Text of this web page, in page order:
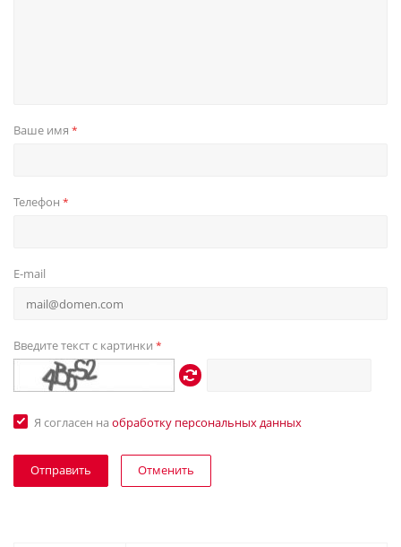
Ваше имя *
Телефон *
E-mail
Введите текст с картинки *
Я согласен на обработку персональных данных
Отменить